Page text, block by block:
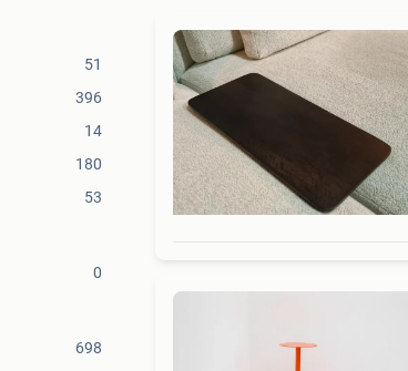
51
396
14
180
53
0
698